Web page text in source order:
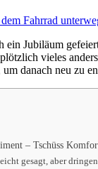
ein Jubiläum
vieles
danach neu zu
– Tschüss
gesagt, aber